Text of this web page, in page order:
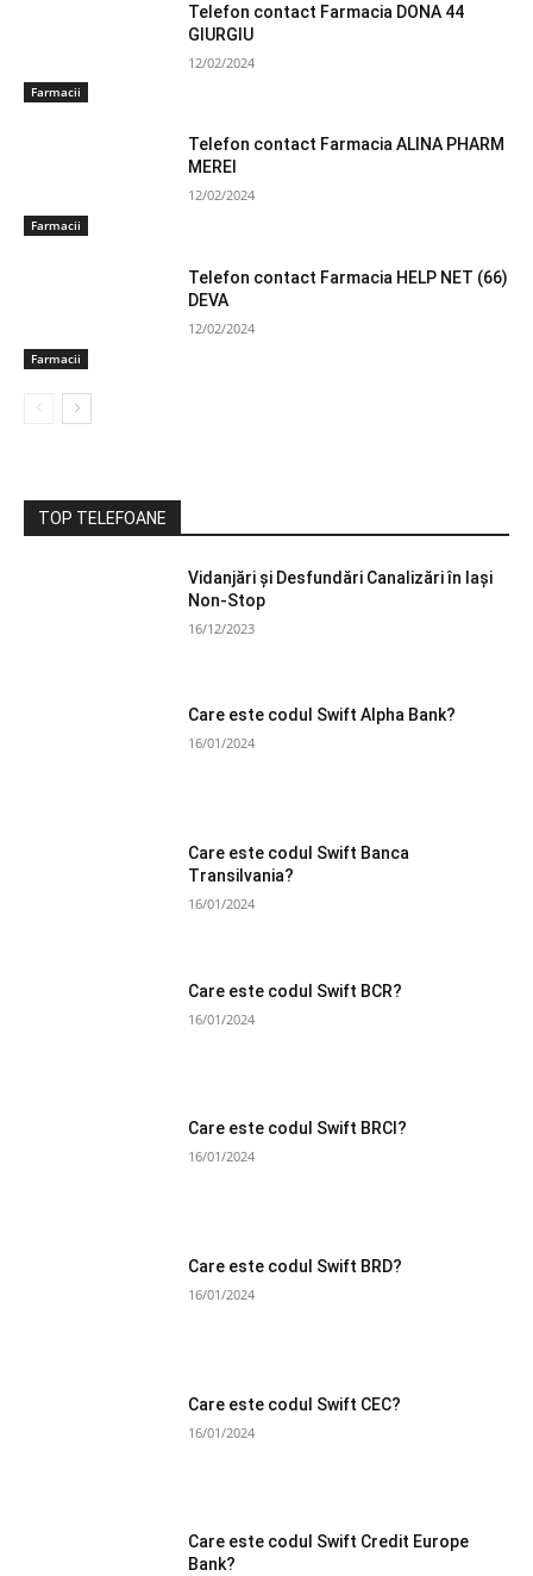
Farmacii
Telefon contact Farmacia DONA 44
GIURGIU
12/02/2024
Farmacii
Telefon contact Farmacia ALINA PHARM
MEREI
12/02/2024
Farmacii
Telefon contact Farmacia HELP NET (66)
DEVA
12/02/2024
TOP TELEFOANE
Vidanjări și Desfundări Canalizări în Iași
Non-Stop
16/12/2023
Care este codul Swift Alpha Bank?
16/01/2024
Care este codul Swift Banca
Transilvania?
16/01/2024
Care este codul Swift BCR?
16/01/2024
Care este codul Swift BRCI?
16/01/2024
Care este codul Swift BRD?
16/01/2024
Care este codul Swift CEC?
16/01/2024
Care este codul Swift Credit Europe
Bank?